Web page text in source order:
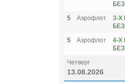
5
Аэрофлот
3-Х
5
Аэрофлот
4-Х
Четверг
13.08.2026